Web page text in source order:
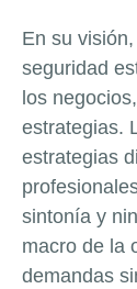
En su
seguridad
los
estrategias.
estrategias
sintonía y
macro de la
demandas